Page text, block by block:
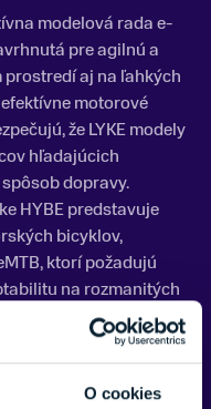
O cookies
modelová rada e-
pre agilnú a
aj na ľahkých
motorové
že LYKE modely
hľadajúcich
dopravy.
HYBE predstavuje
bicyklov,
ktorí požadujú
na rozmanitých
pokročilou
odpružením a
jazdcovi
zdolávaní náročných